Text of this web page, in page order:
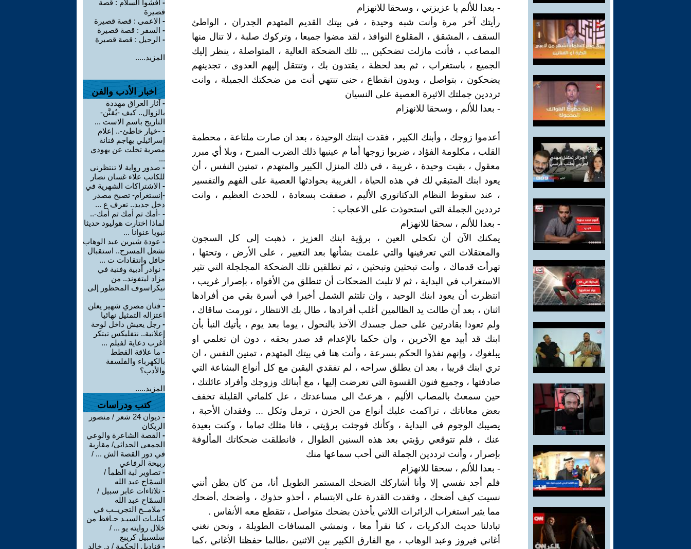
- بعدا للألم يا عزيزتي ، وسحقا للانهزام
رأيتك آخر مرة وأنت شبه وحيدة ، في بيتك القديم المتهدم الجدران ، الواطئ
السقف ، المشقق ، المقلوع النوافذ ، لقد مضوا جميعا ، وتركوك صلبة ، لا تنال منها
المصاعب ، فأنت مازلت تضحكين ,,, تلك الضحكة العالية ، المتواصلة ، ينظر إليك
الجميع ، باستغراب ، ثم بعد لحظة ، يقتدون بك ، وتنتقل إليهم العدوى ، تجدينهم
يضحكون ، بتواصل ، وبدون انقطاع ، حنى تنتهي أنت من ضحكتك الجميلة ، وانت
ترددين جملتك الاثيرة العصية على النسيان
- بعدا للألم ، وسحقا للانهزام
أعدموا زوجك ، وأبنك الكبير ، فقدت ابنتك الوحيدة ، بعد ان صارت ملتاعة ، محطمة
القلب ، مكلومة الفؤاد ، ضربوا زوجها أما م عينيها ذلك الضرب المبرح ، وبلا أي مبرر
معقول ، بقيت وحيدة ، غريبة ، في ذلك المنزل الكبير والمتهدم ، تمنين النفس ، أن
يعود ابنك المتبقي لك في هذه الحياة ، الغريبة بحوادثها العصية على الفهم والتفسير
، عند سقوط النظام الدكتاتوري الأليم ، صفقت بسعادة ، للحدث العظيم ، وانت
ترددين الجملة التي استحوذت على الاعجاب :
- بعدا للألم ، سحقا للانهزام
يمكنك الآن أن تكحلي العين ، برؤية ابنك العزيز ، ذهبت إلى كل السجون
والمعتقلات التي تعرفينها والتي علمت بشأنها بعد التغيير ، على الأرض ، وتحتها ،
تهرأت قدماك ، وأنت تبحثين وتبحثين ، ثم تطلقين تلك الضحكة المجلجلة التي تثير
الاستغراب في البداية ، ثم لا تلبث الضحكات أن تنطلق من الأفواه ، بإصرار غريب ،
انتظرت أن يعود ابنك الوحيد ، وان تلتئم الشمل أخيرا في أسرة بقي من أفرادها
اثنان ، بعد أن طالت يد الظالمين أغلب أفرادها ، طال بك الانتظار ، تورمت ساقاك ،
ولم تعودا بقادرتين على حمل جسدك الآخذ بالنحول ، يوما بعد يوم ، يأتيك النبأ بأن
ابنك قد أبيد مع الآخرين ، وان حكما بالإعدام قد صدر بحقه ، دون ان تعلمي او
يبلغوك ، وإنهم نفذوا الحكم بسرعة ، وأنت هنا في بيتك المتهدم ، تمنين النفس ، ان
تري ابنك قريبا ، بعد ان يطلق سراحه ، لم تفقدي اليقين مع كل أنواع البشاعة التي
صادفتها ، وجميع فنون القسوة التي تعرضت إليها ، مع أبنائك وزوجك وأفراد عائلتك ،
حين سمعتُ بالمصاب الأليم ، هرعتُ الى مساعدتك ، عل كلماتي القليلة تخفف
بعض معاناتك ، تراكمت عليك أنواع من الحزن ، ترمل وثكل ... وفقدان الأحبة ،
يصيبك الوجوم في البداية ، وكأنك فوجئت برؤيتي ، فانا مثلك تماما ، وكنت بعيدة
عنك ، فلم تتوقعي رؤيتي بعد هذه السنين الطوال ، فانطلقت ضحكاتك المألوفة
بإصرار ، وأنت ترددين الجملة التي أحب سماعها منك
- بعدا للألم ، سحقا للانهزام
فلم أجد نفسي إلا وأنا أشاركك الضحك المستمر الطويل أنا، من كان يظن أنني
نسيت كيف أضحك ، وفقدت القدرة على الابتسام ، أحذو حذوك ، وأضحك ,أضحك
مما يثير استغراب الزائرات اللاتي يأخذن بضحك متواصل ، تتقطع معه الأنفاس .
تبادلنا حديث الذكريات ، كنا نقرأ معا ، ونمشي المسافات الطويلة ، ونحن نغني
أغاني فيروز وعبد الوهاب ، مع الفارق الكبير بين الاثنين ،طالما حفظنا الأغاني ،كما
- افشوا السلام : قصة
قصيرة
- الاعمى : قصة قصيرة
- السفر : قصة قصيرة
- الرحيل : قصة قصيرة
المزيد.....
اخبار الأدب والفن
- آثار العراق مهددة
بالزوال.. كيف -يُقنَّن-
التاريخ باسم الاست ...
- -خيار خاطئ-.. إعلام
إسرائيلي يهاجم فنانة
مصرية تخلت عن يهودي
...
- صدور رواية لا تنتظرني
للكاتب علاء غسان نصار
- الاشتراكات الشهرية في
-إنستغرام- تصبح مصدر
دخل جديد.. تعرف ع ...
- -أمك ثم أمك ثم أمك-..
لماذا اختارت هوليود حديثا
نبويا عنوانا ...
- عودة شيرين عبد الوهاب
تشعل المسرح.. استقبال
حافل وانتقادات ت ...
- نوادر أدبية وفنية في
مزاد ليتفوند.. من
نيكراسوف المحظور إلى
...
- فنان مصري شهير يعلن
اعتزاله التمثيل نهائيا
- رجل يعيش داخل لوحة
إعلانية.. نتفليكس تبتكر
أغرب دعاية لفيلم ...
- ما علاقة القطط
بالكهرباء والفلسفة
والأدب؟
المزيد.....
كتب ودراسات
-
ديوان 24 شعر / منصور
الريكان
- القصة الشاعرة والوعي
الجمعي الحداثي/ مقاربة
في دور القصة الش ... /
ربيحة الرفاعي
- تصاوير لية الظمأ /
السمّاح عبد الله
- ثلاثاءات عابر سبيل /
السمّاح عبد الله
- ملامــح التجريــب في
كتابـات السيـد حـافظ من
خلال روايته يو ... /
سلسبيل كريبع
- قناديل الحكمة / د. خالد